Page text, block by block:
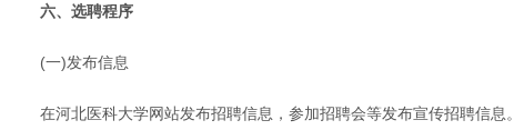
六、选聘程序
(一)发布信息
在河北医科大学网站发布招聘信息，参加招聘会等发布宣传招聘信息。